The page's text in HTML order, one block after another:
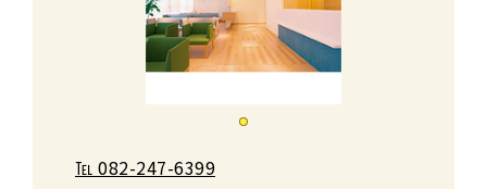
℡ 082-247-6399